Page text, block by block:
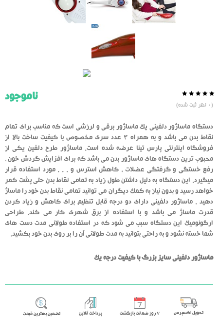
از
50
رای
دهنده
(
0 نظر ثبت شده)
ناموجود
دستگاه ماساژور دلفینی یک ماساژور برقی و لرزشی است که مناسب برای تمام
نقاط بدن می باشد و به همراه 3 عدد سری مخصوص با کیفیت ساخت بالا از
فروشگاه اینترنتی پارس تینا عرضه شده است. ماساژور طرح دلفین یکی از
محبوب ترین دستگاه های ماساژور بدن می باشد که برای افزایش گردش خون ،
رفع خستگی و گرفتگی عضلات ، کاهش استرس و . . . مورد استفاده قرار
میگیرد. این دستگاه به دلیل داشتن طول زیاد به تمامی نقاط بدن حتی پشت کمر
خواهد رسید و بدون نیاز به کمک دیگران می توانید تمامی نقاط بدن خود را ماساژ
دهید . ماساژور دلفینی دارای دو درجه قابل تنظیم برای کاهش و زیاد کردن
قدرت ماساژ می باشد و با استفاده از برق شهری کار می کند. طراحی
ارگونومیک این دستگاه سبب می شود که در استفاده طولانی مدت دست های
شما خسته نشود و به راحتی بتوانید به مدت طولانی آن را بر روی بدن خود بکشید.
ماساژور دلفینی سایز بزرگ با کیفیت درجه یک
تحویل اکسپرس ٧ روز ضمانت بازگشت پرداخت آنلاین تضمین بهترین قیمت